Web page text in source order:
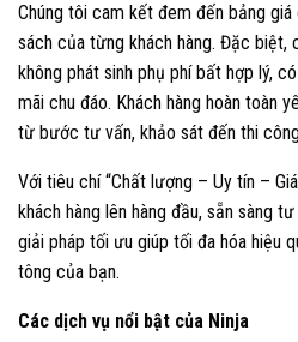
Chúng tôi cam kết đem đến bảng giá
sách của từng khách hàng. Đặc biệt,
không phát sinh phụ phí bất hợp lý,
mãi chu đáo. Khách hàng hoàn toàn
từ bước tư vấn, khảo sát đến thi
Với tiêu chí “Chất lượng – Uy tín –
khách hàng lên hàng đầu, sẵn sàng
giải pháp tối ưu giúp tối đa hóa hiệu
tông của bạn.
Các dịch vụ nổi bật của Ninja